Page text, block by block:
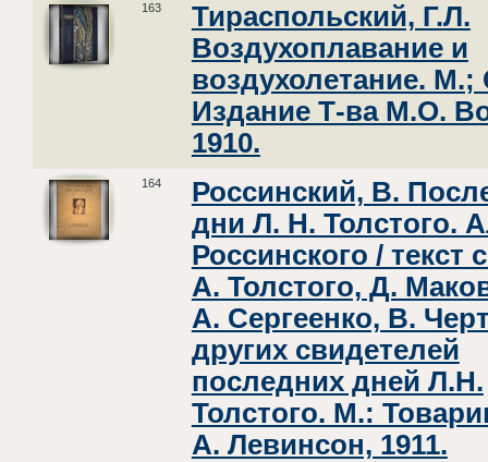
163
Тираспольский, Г.Л.
Воздухоплавание и
воздухолетание.
Издание Т-ва М.О.
1910.
164
Россинский, В.
дни Л. Н. Толстого.
Россинского / текст
А. Толстого, Д.
А. Сергеенко, В.
других свидетелей
последних дней Л.Н.
Толстого. М.:
А. Левинсон, 1911.